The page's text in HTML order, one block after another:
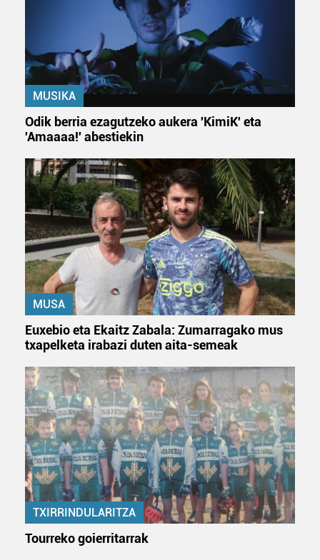
Webgune honek cookie propioak eta hirugarrenen cookie-
fitxategiak erabiltzen ditu. Zure esperientzia eta
zerbitzuak hobetzeko asmoz, cookie teknologiaz
baliatzen gara. Ohar hau onartuz gero, teknologia hori
erabiltzeko baimen esplizitua ematen diguzu.Gehiago
irakurri
MUSIKA
Odik berria ezagutzeko aukera 'KimiK' eta
'Amaaaa!' abestiekin
MUSA
Euxebio eta Ekaitz Zabala: Zumarragako mus
txapelketa irabazi duten aita-semeak
TXIRRINDULARITZA
Tourreko goierritarrak